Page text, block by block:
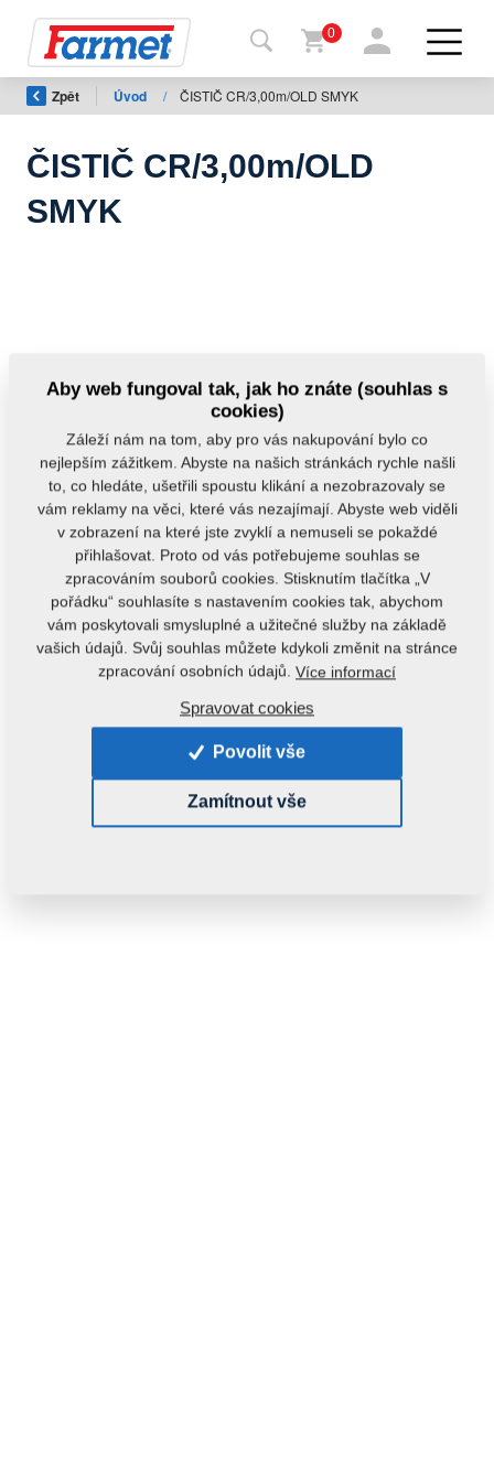
Zpět
na
shop
stažení
0
Zpět Úvod / ČISTIČ CR/3,00m/OLD SMYK
ČISTIČ CR/3,00m/OLD
SMYK
VZ00014269
Původní katalogové číslo: 3001770
Hmotnost: 64,7000 kg
Aby web fungoval tak, jak ho znáte (souhlas s
cookies)
Záleží nám na tom, aby pro vás nakupování bylo co
nejlepším zážitkem. Abyste na našich stránkách rychle našli
to, co hledáte, ušetřili spoustu klikání a nezobrazovaly se
vám reklamy na věci, které vás nezajímají. Abyste web viděli
v zobrazení na které jste zvyklí a nemuseli se pokaždé
přihlašovat. Proto od vás potřebujeme souhlas se
zpracováním souborů cookies. Stisknutím tlačítka „V
pořádku“ souhlasíte s nastavením cookies tak, abychom
vám poskytovali smysluplné a užitečné služby na základě
vašich údajů. Svůj souhlas můžete kdykoli změnit na stránce
zpracování osobních údajů. Více informací
Spravovat cookies
Povolit vše
Zamítnout vše